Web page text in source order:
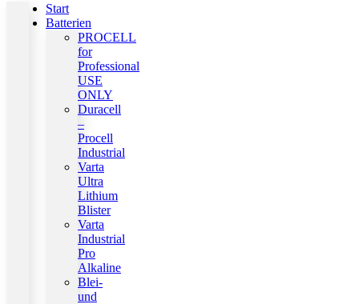
Start
Batterien
PROCELL
for
Professional
USE
ONLY
Duracell
–
Procell
Industrial
Varta
Ultra
Lithium
Blister
Varta
Industrial
Pro
Alkaline
Blei-
und